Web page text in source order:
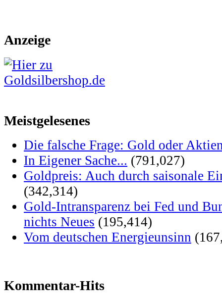
Anzeige
Meistgelesenes
Die falsche Frage: Gold oder
In Eigener Sache... (791,027)
Goldpreis: Auch durch saisonale
(342,314)
Gold-Intransparenz bei Fed und
nichts Neues (195,414)
Vom deutschen Energieunsinn
Kommentar-Hits